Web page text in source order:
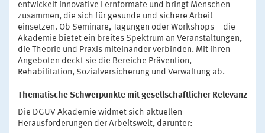
entwickelt innovative Lernformate und bringt Menschen
zusammen, die sich für gesunde und sichere Arbeit
einsetzen. Ob Seminare, Tagungen oder Workshops – die
Akademie bietet ein breites Spektrum an Veranstaltungen,
die Theorie und Praxis miteinander verbinden. Mit ihren
Angeboten deckt sie die Bereiche Prävention,
Rehabilitation, Sozialversicherung und Verwaltung ab.
Thematische Schwerpunkte mit gesellschaftlicher Relevanz
Die DGUV Akademie widmet sich aktuellen
Herausforderungen der Arbeitswelt, darunter: